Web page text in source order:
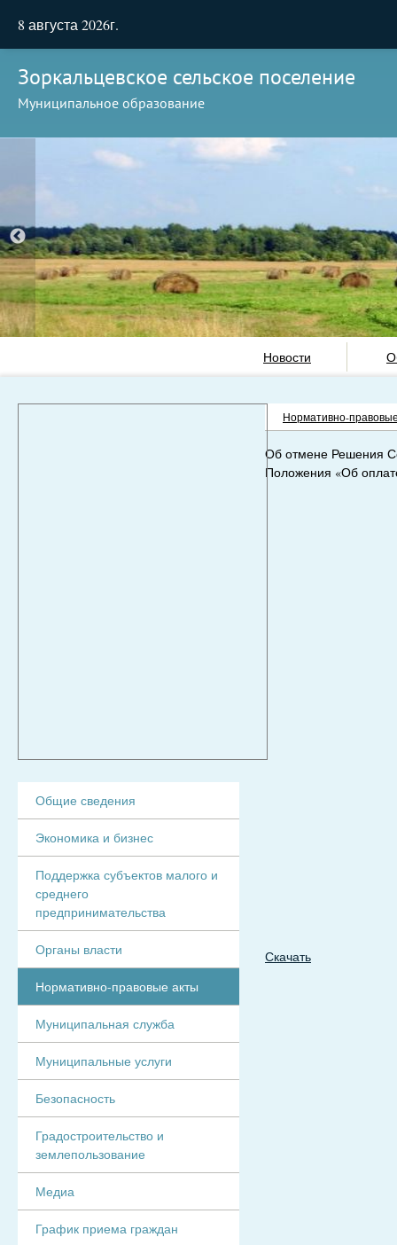
8 августа 2026г.
Зоркальцевское сельское поселение
Муниципальное образование
Новости
Нормативно-
Об отмене Решения
Положения «Об
Скачать
Общие сведения
Экономика и бизнес
Поддержка субъектов малого и
среднего
предпринимательства
Органы власти
Нормативно-правовые акты
Муниципальная служба
Муниципальные услуги
Безопасность
Градостроительство и
землепользование
Медиа
График приема граждан